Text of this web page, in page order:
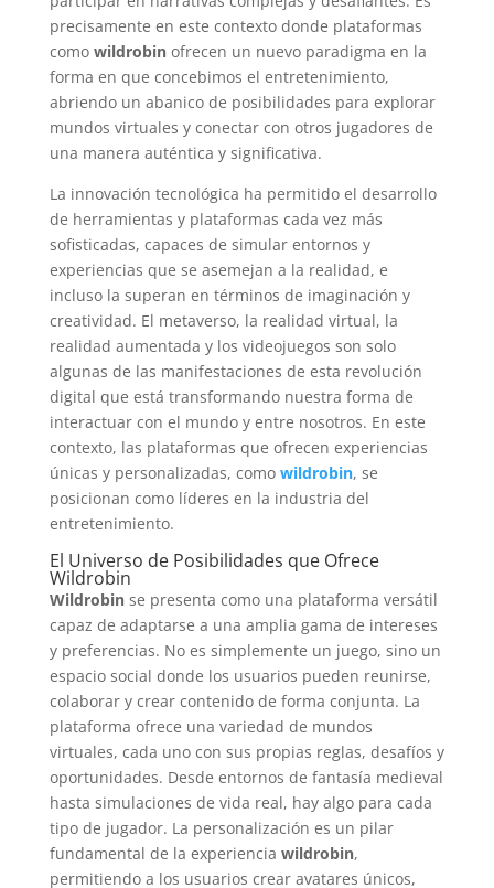
precisamente en este contexto donde plataformas
como wildrobinofrecen un nuevo paradigma en la
forma en que concebimos el entretenimiento,
abriendo un abanico de posibilidades para explorar
mundos virtuales y conectar con otros jugadores de
una manera auténtica y significativa.
La innovación tecnológica ha permitido el desarrollo
de herramientas y plataformas cada vez más
sofisticadas, capaces de simular entornos y
experiencias que se asemejan a la realidad, e
incluso la superan en términos de imaginación y
creatividad. El metaverso, la realidad virtual, la
realidad aumentada y los videojuegos son solo
algunas de las manifestaciones de esta revolución
digital que está transformando nuestra forma de
interactuar con el mundo y entre nosotros. En este
contexto, las plataformas que ofrecen experiencias
únicas y personalizadas, como wildrobin, se
posicionan como líderes en la industria del
entretenimiento.
El Universo de Posibilidades que Ofrece
Wildrobin
Wildrobinse presenta como una plataforma versátil
capaz de adaptarse a una amplia gama de intereses
y preferencias. No es simplemente un juego, sino un
espacio social donde los usuarios pueden reunirse,
colaborar y crear contenido de forma conjunta. La
plataforma ofrece una variedad de mundos
virtuales, cada uno con sus propias reglas, desafíos y
oportunidades. Desde entornos de fantasía medieval
hasta simulaciones de vida real, hay algo para cada
tipo de jugador. La personalización es un pilar
fundamental de la experiencia wildrobin,
permitiendo a los usuarios crear avatares únicos,